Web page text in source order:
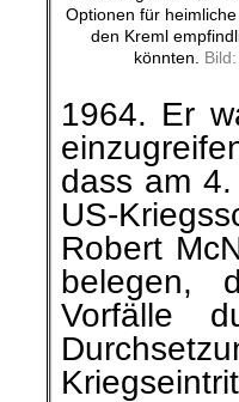
Optionen für
den Kreml
könnten.
1964. Er
dass am
US-
Robert
belegen,
Vorfälle